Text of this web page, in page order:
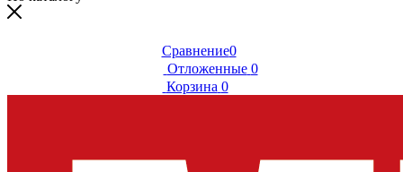
Сравнение0
Отложенные 0
Корзина 0